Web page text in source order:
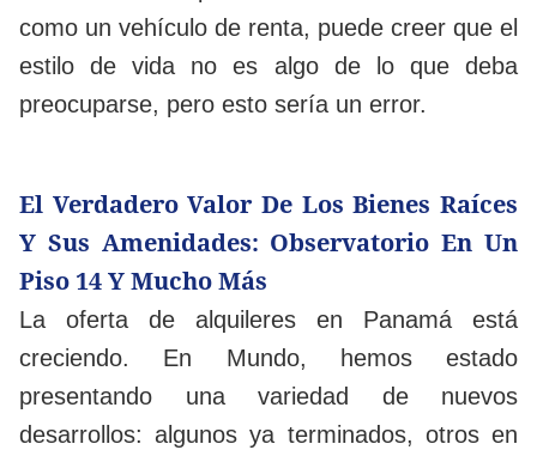
como un vehículo de renta, puede creer que el
estilo de vida no es algo de lo que deba
preocuparse, pero esto sería un error.
El Verdadero Valor De Los Bienes Raíces
Y Sus Amenidades: Observatorio En Un
Piso 14 Y Mucho Más
La oferta de alquileres en Panamá está
creciendo. En Mundo, hemos estado
presentando una variedad de nuevos
desarrollos: algunos ya terminados, otros en